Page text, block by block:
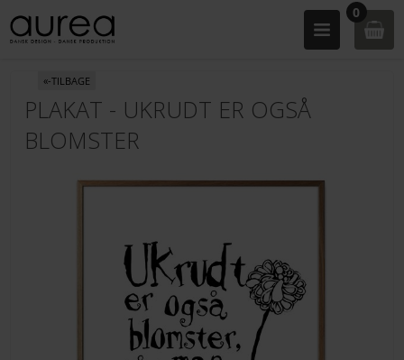
0
«-TILBAGE
PLAKAT - UKRUDT ER OGSÅ
BLOMSTER